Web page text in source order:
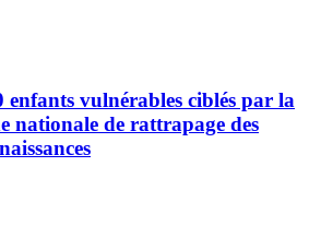
enfants vulnérables ciblés par la
nationale de rattrapage des